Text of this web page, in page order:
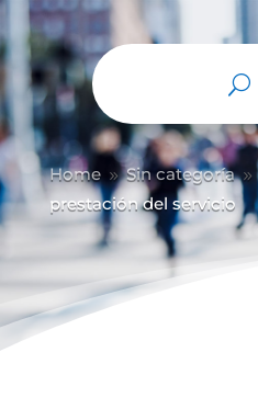
Home 9 Sin categoría 9
prestación del servicio